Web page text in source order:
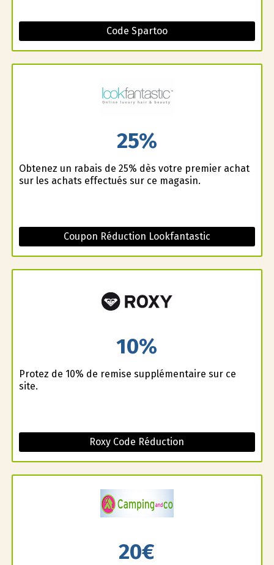
Code Spartoo
25%
Obtenez un rabais de 25% dès votre premier achat
sur les achats effectués sur ce magasin.
Coupon Réduction Lookfantastic
10%
Profitez de 10% de remise supplémentaire sur ce
site.
Roxy Code Réduction
20€